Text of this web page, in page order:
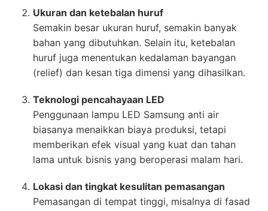
Ukuran dan ketebalan huruf
Semakin besar ukuran huruf, semakin banyak
bahan yang dibutuhkan. Selain itu, ketebalan
huruf juga menentukan kedalaman bayangan
(relief) dan kesan tiga dimensi yang dihasilkan.
Teknologi pencahayaan LED
Penggunaan lampu LED Samsung anti air
biasanya menaikkan biaya produksi, tetapi
memberikan efek visual yang kuat dan tahan
lama untuk bisnis yang beroperasi malam hari.
Lokasi dan tingkat kesulitan pemasangan
Pemasangan di tempat tinggi, misalnya di fasad